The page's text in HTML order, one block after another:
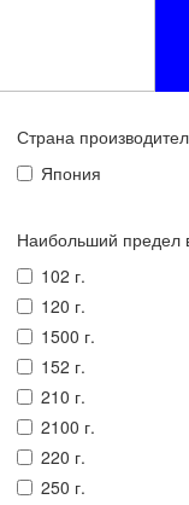
Страна
Япония
Наибольший предел
102 г.
120 г.
1500 г.
152 г.
210 г.
2100 г.
220 г.
250 г.